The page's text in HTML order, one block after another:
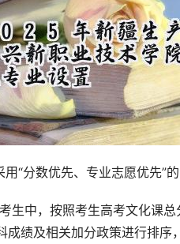
“分数优先、专业志愿优先”的
生中，按照考生高考文化课
成绩及相关加分政策进行排